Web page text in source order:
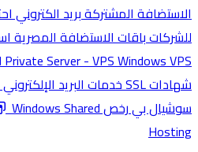
الاستضافة المشتركةبريد الكتروني
للشركاتباقات الاستضافة المصرية
Private Server - VPSWindows VPS
شهادات SSL
خدمات البريد الإلكتروني
سوشيال بيرخص cPanelWindows Shared
Hosting